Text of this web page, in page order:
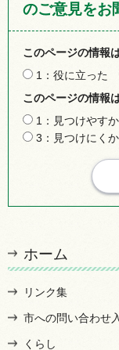
のご意見をお
このページの情報
1：役に立った
このページの情報
1：見つけやす
3：見つけにく
ホーム
リンク集
市への問い合わせ
くらし